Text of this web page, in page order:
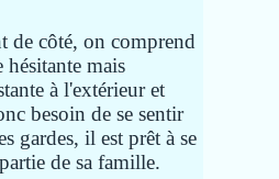
de côté, on comprend
mais
à l'extérieur et
besoin de se sentir
gardes, il est prêt à se
de sa famille.